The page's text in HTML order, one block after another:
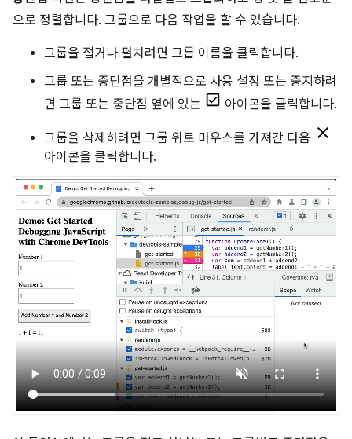
으로 정렬합니다. 그룹으로 다음 작업을 할 수 있습니다.
그룹을 접거나 펼치려면 그룹 이름을 클릭합니다.
그룹 또는 중단점을 개별적으로 사용 설정 또는 중지하려
면 그룹 또는 중단점 옆에 있는
아이콘을 클릭합니다.
그룹을 삭제하려면 그룹 위로 마우스를 가져간 다음
아이콘을 클릭합니다.